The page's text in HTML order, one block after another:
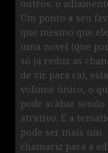
outros: o
Um ponto a seu
que mesmo que
uma novel (que
só já reduz as
de vir para cá),
volume único, o
pode acabar sendo
atrativo. E a
pode ser mais um
chamariz para a